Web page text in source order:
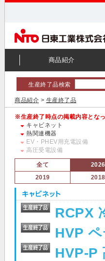
商品紹介
生産終了品検索
商品紹介 > 生産終了品
※生産終了時点の掲載内容とな
キャビネット
熱関連機器
EV・PHEV用充電設備
高圧受電設備
全て 2026
2019
2018
RCPX
HVP
HVP-P